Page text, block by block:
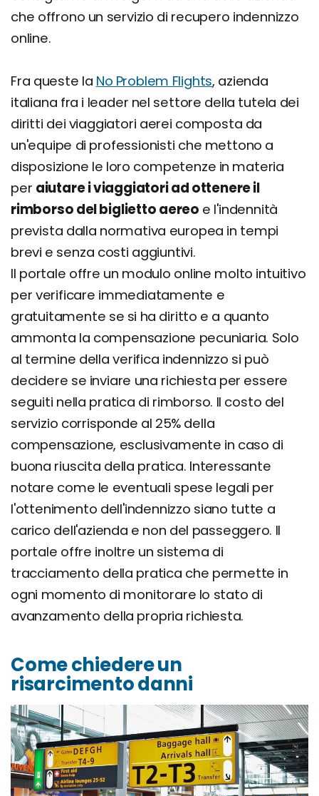
che offrono un servizio di recupero indennizzo
online.
Fra queste la No Problem Flights, azienda
italiana fra i leader nel settore della tutela dei
diritti dei viaggiatori aerei composta da
un'equipe di professionisti che mettono a
disposizione le loro competenze in materia
per aiutare i viaggiatori ad ottenere il
rimborso del biglietto aereo e l'indennità
prevista dalla normativa europea in tempi
brevi e senza costi aggiuntivi.
Il portale offre un modulo online molto intuitivo
per verificare immediatamente e
gratuitamente se si ha diritto e a quanto
ammonta la compensazione pecuniaria. Solo
al termine della verifica indennizzo si può
decidere se inviare una richiesta per essere
seguiti nella pratica di rimborso. Il costo del
servizio corrisponde al 25% della
compensazione, esclusivamente in caso di
buona riuscita della pratica. Interessante
notare come le eventuali spese legali per
l'ottenimento dell'indennizzo siano tutte a
carico dell'azienda e non del passeggero. Il
portale offre inoltre un sistema di
tracciamento della pratica che permette in
ogni momento di monitorare lo stato di
avanzamento della propria richiesta.
Come chiedere un
risarcimento danni